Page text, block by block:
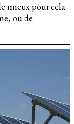
mieux pour cela
ou de